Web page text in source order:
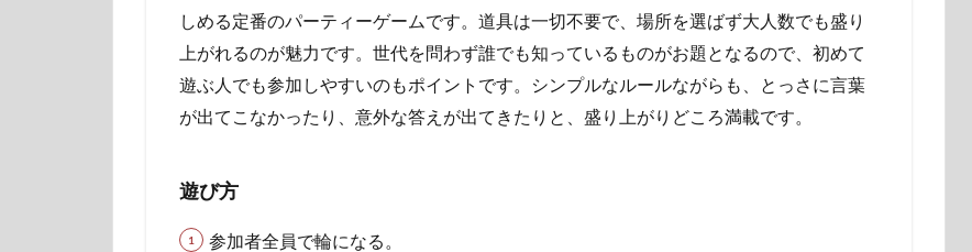
しめる定番のパーティーゲームです。道具は一切不要で、場所を選ばず大人数でも盛り
上がれるのが魅力です。世代を問わず誰でも知っているものがお題となるので、初めて
遊ぶ人でも参加しやすいのもポイントです。シンプルなルールながらも、とっさに言葉
が出てこなかったり、意外な答えが出てきたりと、盛り上がりどころ満載です。
遊び方
参加者全員で輪になる。